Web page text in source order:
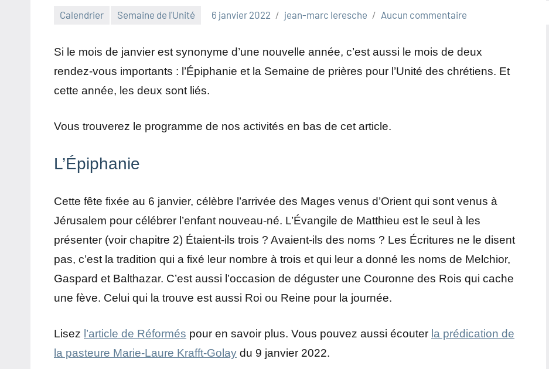
Calendrier Semaine de l'Unité 6 janvier 2022 jean-marc leresche Aucun commentaire
Si le mois de janvier est synonyme d’une nouvelle année, c’est aussi le mois de deux
rendez-vous importants : l’Épiphanie et la Semaine de prières pour l’Unité des chrétiens. Et
cette année, les deux sont liés.
Vous trouverez le programme de nos activités en bas de cet article.
L’Épiphanie
Cette fête fixée au 6 janvier, célèbre l’arrivée des Mages venus d’Orient qui sont venus à
Jérusalem pour célébrer l’enfant nouveau-né. L’Évangile de Matthieu est le seul à les
présenter (voir chapitre 2) Étaient-ils trois ? Avaient-ils des noms ? Les Écritures ne le disent
pas, c’est la tradition qui a fixé leur nombre à trois et qui leur a donné les noms de Melchior,
Gaspard et Balthazar. C’est aussi l’occasion de déguster une Couronne des Rois qui cache
une fève. Celui qui la trouve est aussi Roi ou Reine pour la journée.
Lisez l’article de Réformés pour en savoir plus. Vous pouvez aussi écouter la prédication de
la pasteure Marie-Laure Krafft-Golay du 9 janvier 2022.